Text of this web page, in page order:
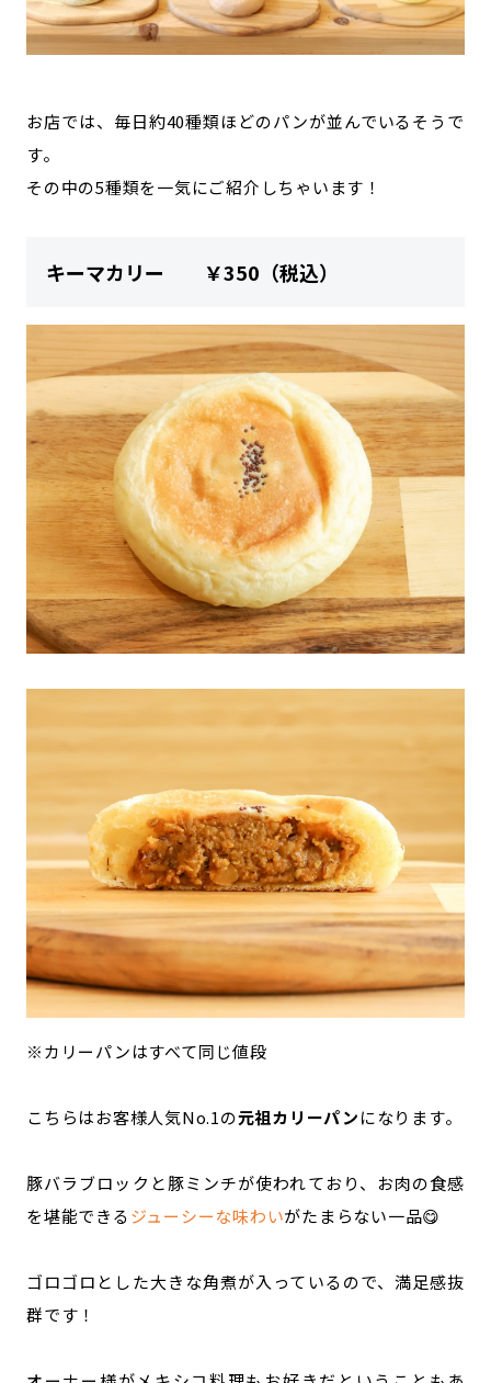
お店では、毎日約40種類ほどのパンが並んでいるそうで
す。
その中の5種類を一気にご紹介しちゃいます！
キーマカリー ￥350（税込）
※カリーパンはすべて同じ値段
こちらはお客様人気No.1の元祖カリーパンになります。
豚バラブロックと豚ミンチが使われており、お肉の食感
を堪能できるジューシーな味わいがたまらない一品😋
ゴロゴロとした大きな角煮が入っているので、満足感抜
群です！